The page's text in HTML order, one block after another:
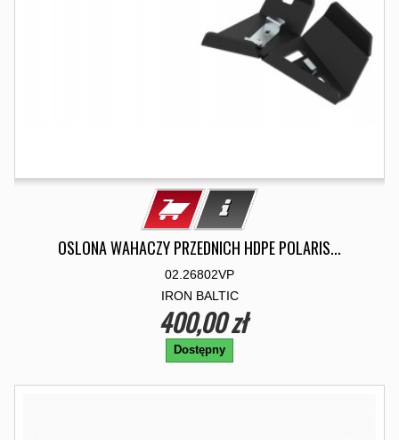
OSLONA WAHACZY PRZEDNICH HDPE POLARIS...
02.26802VP
IRON BALTIC
400,00 zł
Dostępny